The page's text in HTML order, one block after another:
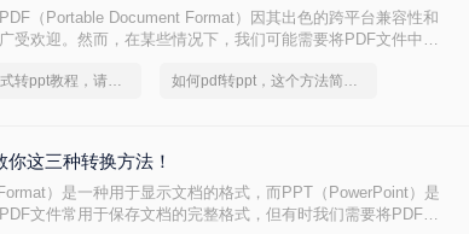
（Portable Document Format）因其出色的跨平台兼容性和
受欢迎。然而，在某些情况下，我们可能需要将PDF文件中的
将详细介绍几种将PDF文件转换为PPT格式的有效方法，帮助
这份pdf格式转ppt教程，请收好！ 如何pdf转ppt，这个方法简单又方便
这三种转换方法！
）是一种用于显示文档的格式，而PPT（PowerPoint）是
文件常用于保存文档的完整格式，但有时我们需要将PDF文